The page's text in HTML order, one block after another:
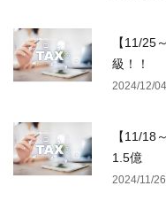
【11/25
級！！
2024/12/
【11/18
1.5億
2024/11/